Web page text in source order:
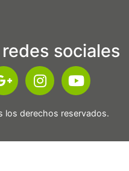
sociales
los derechos reservados.